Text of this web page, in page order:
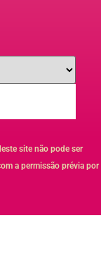
site não pode ser
a permissão prévia por